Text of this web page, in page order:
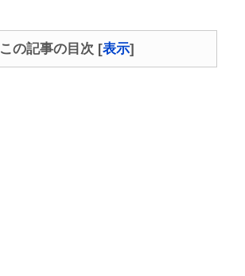
この記事の目次 [表示]